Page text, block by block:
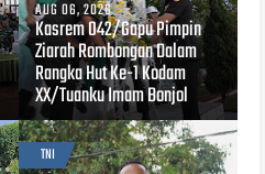
AUG 06, 2026
Kasrem 042/Gapu Pimpin
Ziarah Rombongan Dalam
Rangka Hut Ke-1 Kodam
XX/Tuanku Imam Bonjol
TNI